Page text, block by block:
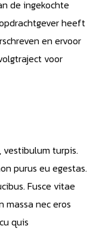
de ingekochte
heeft
en ervoor
voor
vestibulum turpis.
purus eu egestas.
Fusce vitae
massa nec eros
quis